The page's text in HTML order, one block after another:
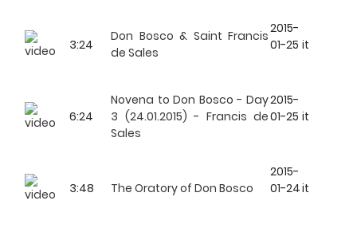
3:24
Don Bosco & Saint Francis
de Sales
2015-
01-25 it
6:24
Novena to Don Bosco - Day
3 (24.01.2015) - Francis de
Sales
2015-
01-25 it
3:48 The Oratory of Don Bosco
2015-
01-24it